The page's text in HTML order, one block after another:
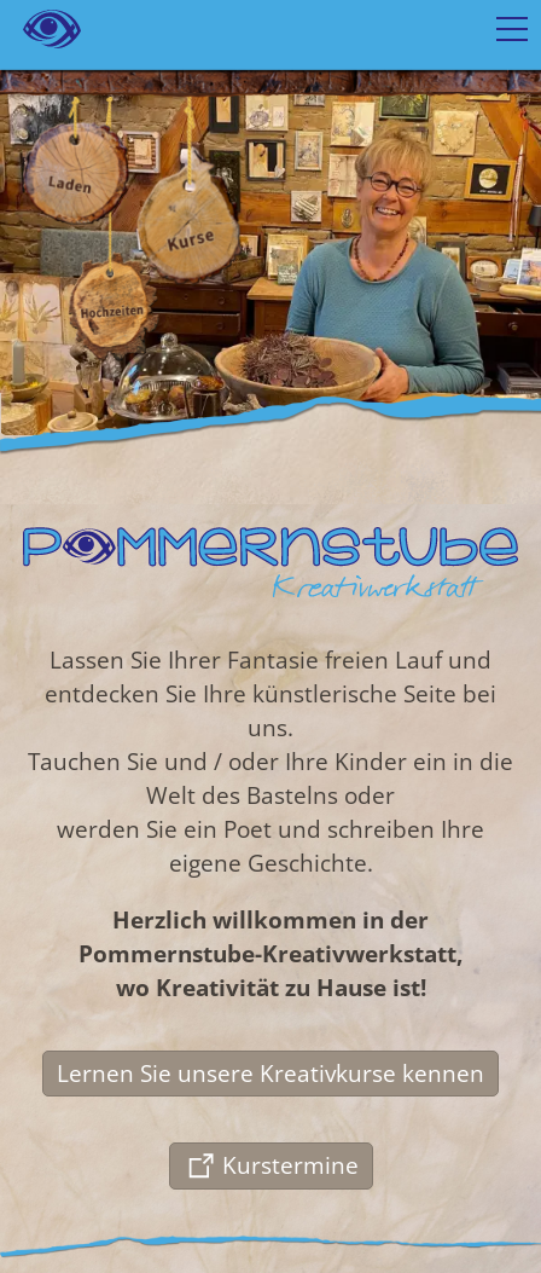
Lassen Sie Ihrer Fantasie freien Lauf und
entdecken Sie Ihre künstlerische Seite bei
uns.
Tauchen Sie und / oder Ihre Kinder ein in die
Welt des Bastelns oder
werden Sie ein Poet und schreiben Ihre
eigene Geschichte.
Herzlich willkommen in der
Pommernstube-Kreativwerkstatt,
wo Kreativität zu Hause ist!
Lernen Sie unsere Kreativkurse kennen
Kurstermine